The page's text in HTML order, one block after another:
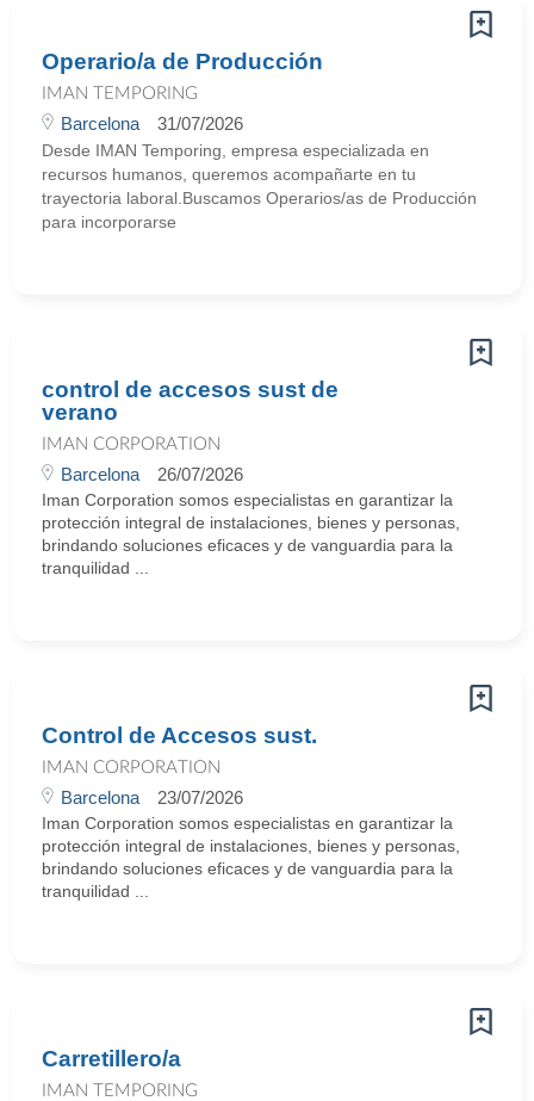
Operario/a de Producción
IMAN TEMPORING
Barcelona 31/07/2026
Desde IMAN Temporing, empresa especializada en
recursos humanos, queremos acompañarte en tu
trayectoria laboral.Buscamos Operarios/as de Producción
para incorporarse
control de accesos sust de
verano
IMAN CORPORATION
Barcelona 26/07/2026
Iman Corporation somos especialistas en garantizar la
protección integral de instalaciones, bienes y personas,
brindando soluciones eficaces y de vanguardia para la
tranquilidad ...
Control de Accesos sust.
IMAN CORPORATION
Barcelona 23/07/2026
Iman Corporation somos especialistas en garantizar la
protección integral de instalaciones, bienes y personas,
brindando soluciones eficaces y de vanguardia para la
tranquilidad ...
Carretillero/a
IMAN TEMPORING